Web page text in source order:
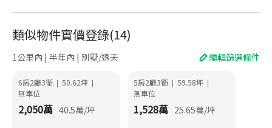
類似物件實價登錄(14)
1公里內 | 半年內 | 別墅/透天 編輯篩選條件
6房2廳3衛 | 50.62坪 |
無車位
2,050萬 40.5萬/坪
5房2廳3衛 | 59.58坪 |
無車位
1,528萬 25.65萬/坪